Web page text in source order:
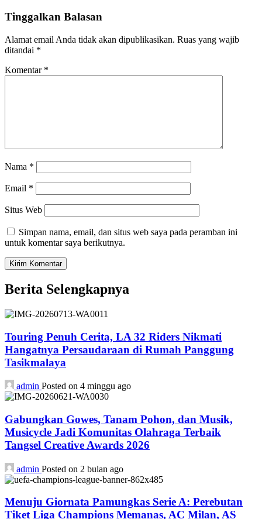
Tinggalkan Balasan
Alamat email Anda tidak akan dipublikasikan. Ruas yang wajib
ditandai *
Komentar *
Nama *
Email *
Situs Web
Simpan nama, email, dan situs web saya pada peramban ini
untuk komentar saya berikutnya.
Berita Selengkapnya
Touring Penuh Cerita, LA 32 Riders Nikmati
Hangatnya Persaudaraan di Rumah Panggung
Tasikmalaya
admin Posted on 4 minggu ago
Gabungkan Gowes, Tanam Pohon, dan Musik,
Musicycle Jadi Komunitas Olahraga Terbaik
Tangsel Creative Awards 2026
admin Posted on 2 bulan ago
Menuju Giornata Pamungkas Serie A: Perebutan
Tiket Liga Champions Memanas, AC Milan, AS